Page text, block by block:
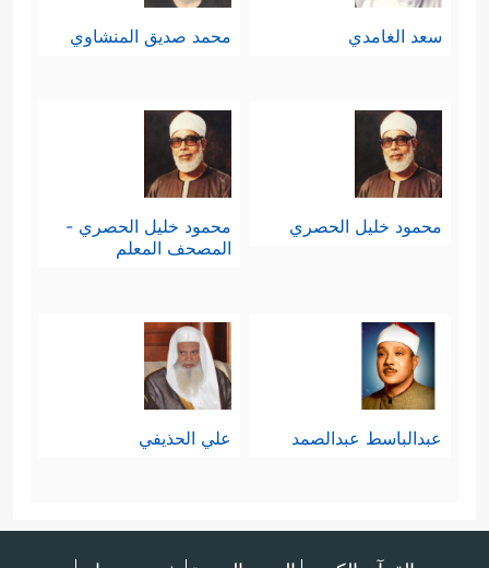
سعد الغامدي محمد صديق المنشاوي
محمود خليل الحصري
محمود خليل الحصري -
المصحف المعلم
عبدالباسط عبدالصمد علي الحذيفي